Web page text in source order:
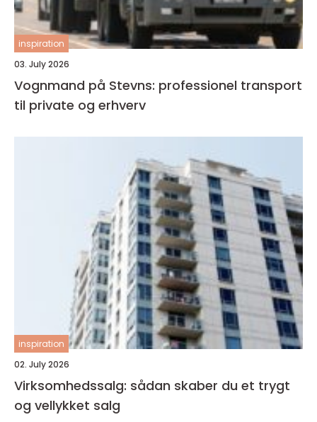
inspiration
03. July 2026
Vognmand på Stevns: professionel transport
til private og erhverv
inspiration
02. July 2026
Virksomhedssalg: sådan skaber du et trygt
og vellykket salg